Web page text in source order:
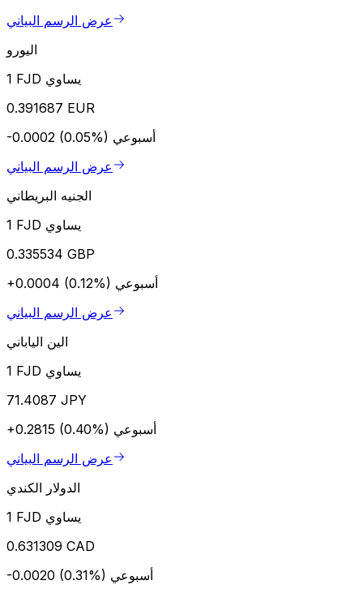
عرض الرسم البياني
اليورو
1 FJD يساوي
0.391687 EUR
-0.0002 (0.05%) أسبوعي
عرض الرسم البياني
الجنيه البريطاني
1 FJD يساوي
0.335534 GBP
+0.0004 (0.12%) أسبوعي
عرض الرسم البياني
الين الياباني
1 FJD يساوي
71.4087 JPY
+0.2815 (0.40%) أسبوعي
عرض الرسم البياني
الدولار الكندي
1 FJD يساوي
0.631309 CAD
-0.0020 (0.31%) أسبوعي